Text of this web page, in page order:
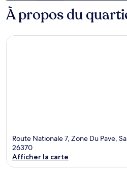
À propos du
Route Nationale 7, Zone Du Pave,
26370
Afficher la carte